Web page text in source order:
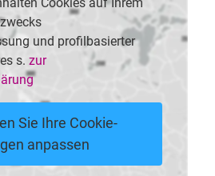
und profilbasierter
s. zur
Sie Ihre Cookie-
anpassen